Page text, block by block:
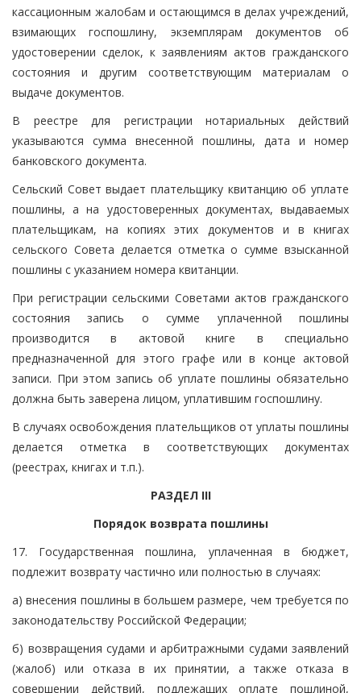
кассационным жалобам и остающимся в делах учреждений,
взимающих госпошлину, экземплярам документов об
удостоверении сделок, к заявлениям актов гражданского
состояния и другим соответствующим материалам о
выдаче документов.
В реестре для регистрации нотариальных действий
указываются сумма внесенной пошлины, дата и номер
банковского документа.
Сельский Совет выдает плательщику квитанцию об уплате
пошлины, а на удостоверенных документах, выдаваемых
плательщикам, на копиях этих документов и в книгах
сельского Совета делается отметка о сумме взысканной
пошлины с указанием номера квитанции.
При регистрации сельскими Советами актов гражданского
состояния запись о сумме уплаченной пошлины
производится в актовой книге в специально
предназначенной для этого графе или в конце актовой
записи. При этом запись об уплате пошлины обязательно
должна быть заверена лицом, уплатившим госпошлину.
В случаях освобождения плательщиков от уплаты пошлины
делается отметка в соответствующих документах
(реестрах, книгах и т.п.).
РАЗДЕЛ III
Порядок возврата пошлины
17. Государственная пошлина, уплаченная в бюджет,
подлежит возврату частично или полностью в случаях:
а) внесения пошлины в большем размере, чем требуется по
законодательству Российской Федерации;
б) возвращения судами и арбитражными судами заявлений
(жалоб) или отказа в их принятии, а также отказа в
совершении действий, подлежащих оплате пошлиной,